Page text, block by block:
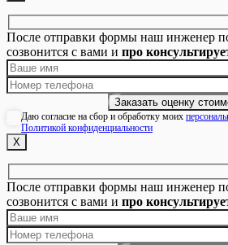
После отправки формы наш инженер
созвонится с вами и про
Даю согласие на сбор и обработку моих
Политикой конфиденциальности
Х
После отправки формы наш инженер
созвонится с вами и про